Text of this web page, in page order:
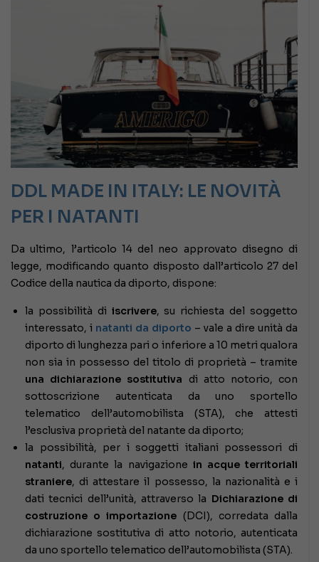
DDL MADE IN ITALY: LE NOVITÀ
PER I NATANTI
Da ultimo, l’articolo 14 del neo approvato disegno di
legge, modificando quanto disposto dall’articolo 27 del
Codice della nautica da diporto, dispone:
la possibilità di iscrivere, su richiesta del soggetto
interessato, i natanti da diporto – vale a dire unità da
diporto di lunghezza pari o inferiore a 10 metri qualora
non sia in possesso del titolo di proprietà – tramite
una dichiarazione sostitutiva di atto notorio, con
sottoscrizione autenticata da uno sportello
telematico dell’automobilista (STA), che attesti
l’esclusiva proprietà del natante da diporto;
la possibilità, per i soggetti italiani possessori di
natanti, durante la navigazione in acque territoriali
straniere, di attestare il possesso, la nazionalità e i
dati tecnici dell’unità, attraverso la Dichiarazione di
costruzione o importazione (DCI), corredata dalla
dichiarazione sostitutiva di atto notorio, autenticata
da uno sportello telematico dell’automobilista (STA).